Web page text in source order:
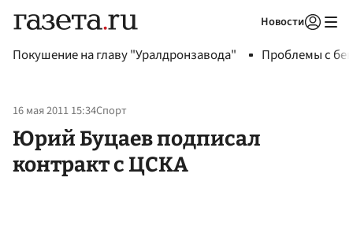
Новости
Покушение на главу "Уралдронзавода" Проблемы с
16 мая 2011 15:34Спорт
Юрий Буцаев подписал
контракт с ЦСКА